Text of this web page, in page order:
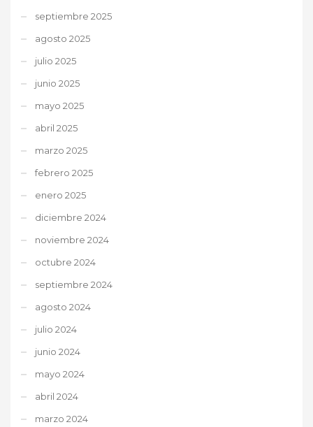
septiembre 2025
agosto 2025
julio 2025
junio 2025
mayo 2025
abril 2025
marzo 2025
febrero 2025
enero 2025
diciembre 2024
noviembre 2024
octubre 2024
septiembre 2024
agosto 2024
julio 2024
junio 2024
mayo 2024
abril 2024
marzo 2024